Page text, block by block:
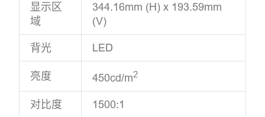
显示区
域
344.16mm (H) x 193.59mm
(V)
背光 LED
亮度 450cd/m2
对比度 1500:1